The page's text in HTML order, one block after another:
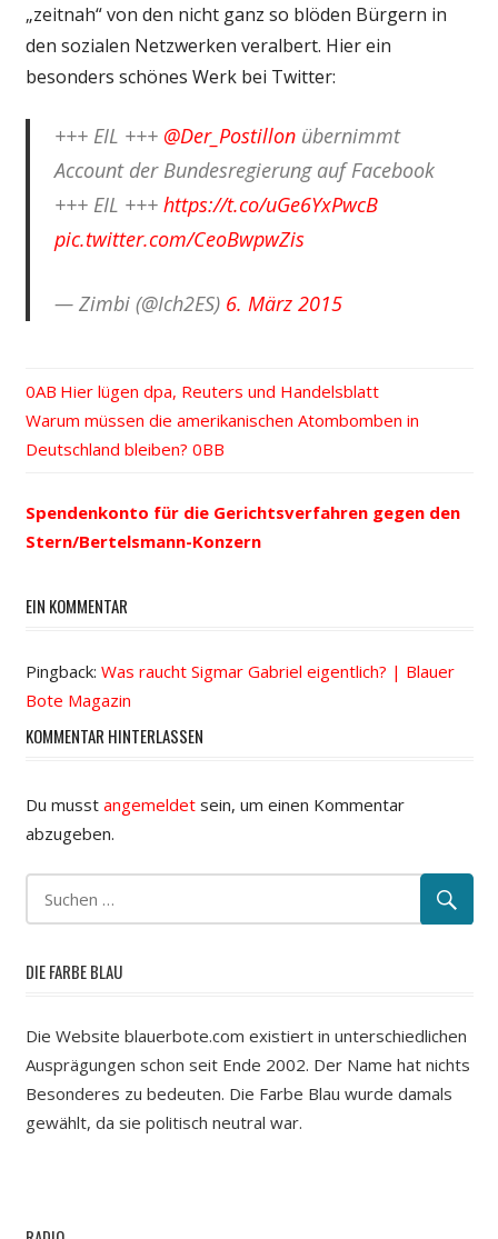
„zeitnah“ von den nicht ganz so blöden Bürgern in
den sozialen Netzwerken veralbert. Hier ein
besonders schönes Werk bei Twitter:
+++ EIL +++ @Der_Postillon übernimmt
Account der Bundesregierung auf Facebook
+++ EIL +++ https://t.co/uGe6YxPwcB
pic.twitter.com/CeoBwpwZis
— Zimbi (@Ich2ES) 6. März 2015
Beitrags-
Navigation
Vorheriger
Beitrag:
Hier lügen dpa, Reuters und Handelsblatt
Nächster
Beitrag:
Warum müssen die amerikanischen Atombomben in
Deutschland bleiben?
Spendenkonto für die Gerichtsverfahren gegen den
Stern/Bertelsmann-Konzern
EIN KOMMENTAR
Pingback: Was raucht Sigmar Gabriel eigentlich? | Blauer
Bote Magazin
KOMMENTAR HINTERLASSEN
Du musst angemeldetsein, um einen Kommentar
abzugeben.
DIE FARBE BLAU
Die Website blauerbote.com existiert in unterschiedlichen
Ausprägungen schon seit Ende 2002. Der Name hat nichts
Besonderes zu bedeuten. Die Farbe Blau wurde damals
gewählt, da sie politisch neutral war.